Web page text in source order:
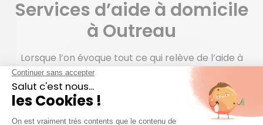
Services d’aide à domicile
à Outreau
Lorsque l’on évoque tout ce qui relève de l’aide à
domicile à Outreau (Pas-de-Calais), il y a beaucoup
de sujets possibles. Cette expression réunit de
nombreux métiers comme les aides ménagères, les
aides aux personnes âgées, les dames de